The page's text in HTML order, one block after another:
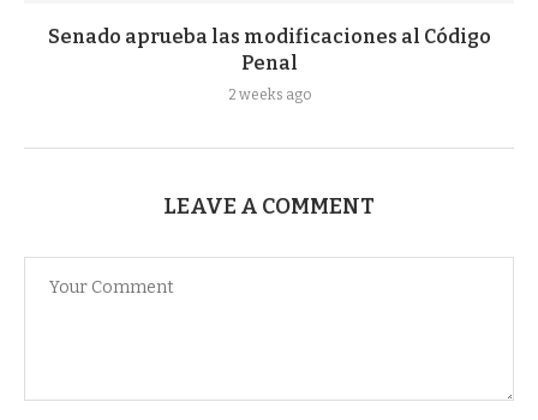
Senado aprueba las modificaciones al Código
Penal
2 weeks ago
LEAVE A COMMENT